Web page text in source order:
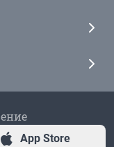
App Store